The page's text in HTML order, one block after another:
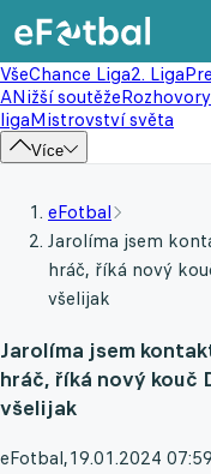
VšeChance Liga2. Liga
ANižší soutěžeRozhovory
ligaMistrovství světa
Více
eFotbal
Jarolíma jsem
hráč, říká nový
všelijak
Jarolíma jsem
hráč, říká nový kouč
všelijak
eFotbal,19.01.2024 07:59